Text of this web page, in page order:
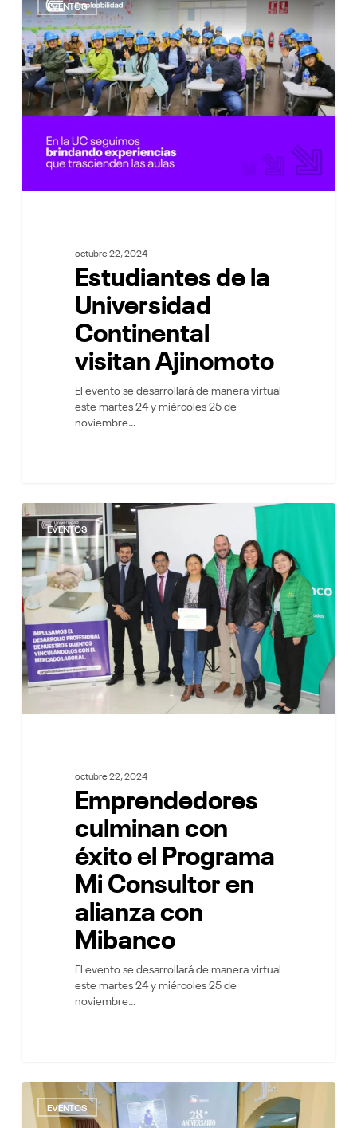
de
la
Universidad
Continental
visitan
Ajinomoto
EVENTOS
octubre 22, 2024
Estudiantes de la
Universidad
Continental
visitan Ajinomoto
El evento se desarrollará de manera virtual
este martes 24 y miércoles 25 de
noviembre…
Emprendedores
culminan
con
éxito
el
Programa
Mi
Consultor
en
alianza
con
Mibanco
EVENTOS
octubre 22, 2024
Emprendedores
culminan con
éxito el Programa
Mi Consultor en
alianza con
Mibanco
El evento se desarrollará de manera virtual
este martes 24 y miércoles 25 de
noviembre…
7
Estudiantes
de
EVENTOS
7